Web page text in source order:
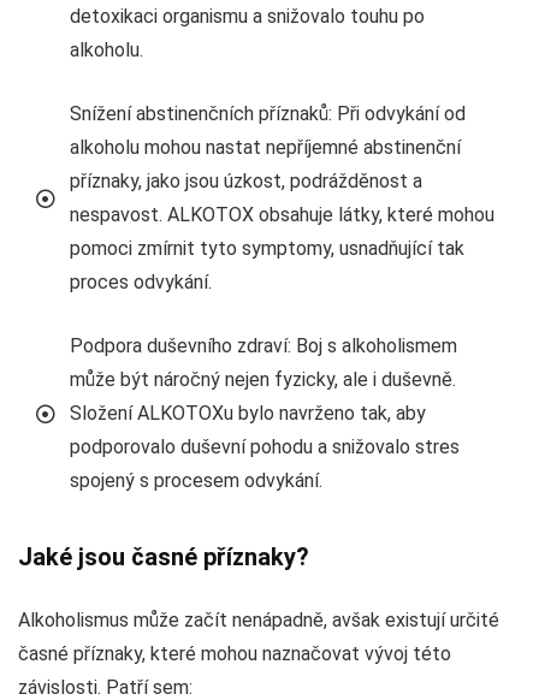
detoxikaci organismu a snižovalo touhu po
alkoholu.
Snížení abstinenčních příznaků: Při odvykání od
alkoholu mohou nastat nepříjemné abstinenční
příznaky, jako jsou úzkost, podrážděnost a
nespavost. ALKOTOX obsahuje látky, které mohou
pomoci zmírnit tyto symptomy, usnadňující tak
proces odvykání.
Podpora duševního zdraví: Boj s alkoholismem
může být náročný nejen fyzicky, ale i duševně.
Složení ALKOTOXu bylo navrženo tak, aby
podporovalo duševní pohodu a snižovalo stres
spojený s procesem odvykání.
Jaké jsou časné příznaky?
Alkoholismus může začít nenápadně, avšak existují určité
časné příznaky, které mohou naznačovat vývoj této
závislosti. Patří sem: